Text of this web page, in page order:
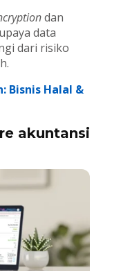
dan
data
dari risiko
Bisnis Halal &
akuntansi